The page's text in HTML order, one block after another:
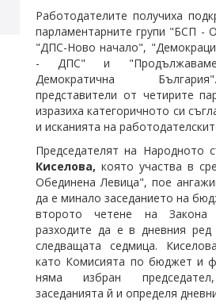
Работодателите получиха
парламентарните групи "БСП -
"ДПС-Ново начало",
- ДПС" и
Демократична
представители от четирите
изразиха категоричното си
и исканията на
Председателят на Народното
Киселова, която участва в
Обединена Левица", пое
да е минало заседанието на
второто четене на
разходите да е в дневния
следващата седмица.
като Комисията по бюджет и
няма избран
заседанията й и определя